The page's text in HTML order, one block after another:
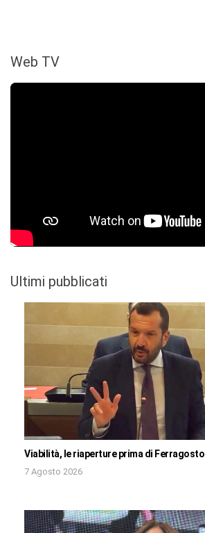
Web TV
Ultimi pubblicati
Viabilità, le riaperture prima di Ferragosto
7 Agosto 2026